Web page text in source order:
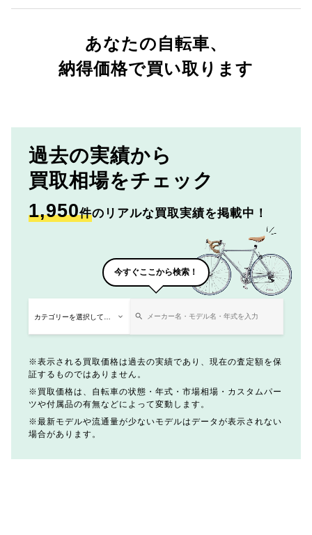
あなたの自転車、
納得価格で買い取ります
過去の実績から
買取相場をチェック
1,950件のリアルな買取実績を掲載中！
今すぐここから検索！
表示される買取価格は過去の実績であり、現在の査定額を保
証するものではありません。
買取価格は、自転車の状態・年式・市場相場・カスタムパー
ツや付属品の有無などによって変動します。
最新モデルや流通量が少ないモデルはデータが表示されない
場合があります。